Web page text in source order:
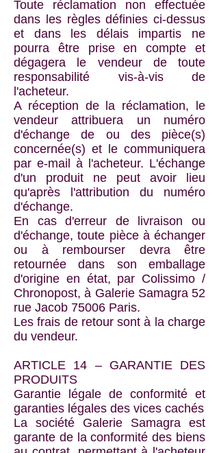
Toute réclamation non effectuée
dans les règles définies ci-dessus
et dans les délais impartis ne
pourra être prise en compte et
dégagera le vendeur de toute
responsabilité vis-à-vis de
l'acheteur.
A réception de la réclamation, le
vendeur attribuera un numéro
d'échange de ou des pièce(s)
concernée(s) et le communiquera
par e-mail à l'acheteur. L'échange
d'un produit ne peut avoir lieu
qu'après l'attribution du numéro
d'échange.
En cas d'erreur de livraison ou
d'échange, toute pièce à échanger
ou à rembourser devra être
retournée dans son emballage
d'origine en état, par Colissimo /
Chronopost, à Galerie Samagra 52
rue Jacob 75006 Paris.
Les frais de retour sont à la charge
du vendeur.
ARTICLE 14 – GARANTIE DES
PRODUITS
Garantie légale de conformité et
garanties légales des vices cachés
La société Galerie Samagra est
garante de la conformité des biens